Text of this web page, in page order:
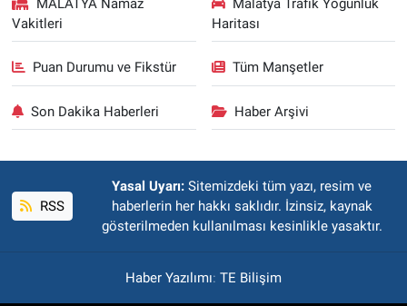
Vakitleri
Haritası
Puan Durumu ve Fikstür Tüm Manşetler
Son Dakika Haberleri Haber Arşivi
RSS
Yasal Uyarı: Sitemizdeki tüm yazı, resim ve
haberlerin her hakkı saklıdır. İzinsiz, kaynak
gösterilmeden kullanılması kesinlikle yasaktır.
Haber Yazılımı: TE Bilişim